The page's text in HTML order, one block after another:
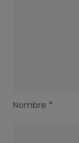
Nombre *